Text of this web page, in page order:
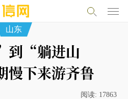
山东
到“躺进山
下来游齐鲁
阅读: 17863